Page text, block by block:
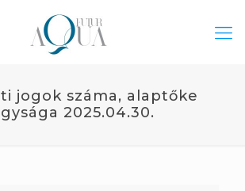
jogok száma, alaptőke
2025.04.30.